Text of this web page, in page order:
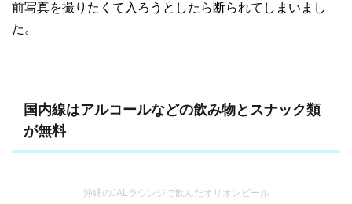
前写真を撮りたくて入ろうとしたら断られてしまいまし
た。
国内線はアルコールなどの飲み物とスナック類
が無料
沖縄のJALラウンジで飲んだオリオンビール